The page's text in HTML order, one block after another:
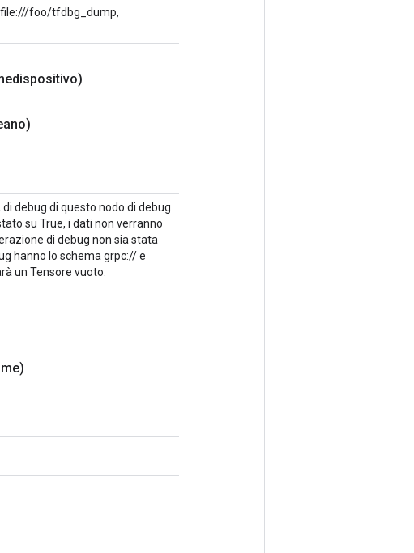
file:///foo/tfdbg_dump,
debug di questo nodo di debug
su True, i dati non verranno
di debug non sia stata
hanno lo schema grpc:// e
un Tensore vuoto.